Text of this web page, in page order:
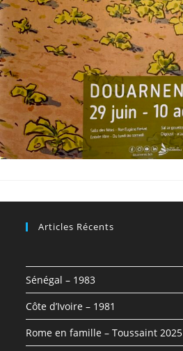
Articles Récents
Sénégal – 1983
Côte d’Ivoire – 1981
Rome en famille – Toussaint 2025